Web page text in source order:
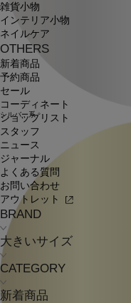
雑貨小物
インテリア小物
ネイルケア
OTHERS
新着商品
予約商品
セール
コーディネート
ショップリスト
スタッフ
ニュース
ジャーナル
よくある質問
お問い合わせ
アウトレット
BRAND
大きいサイズ
CATEGORY
新着商品
シルバー系